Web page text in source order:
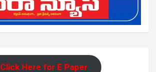
Click Here for E Paper